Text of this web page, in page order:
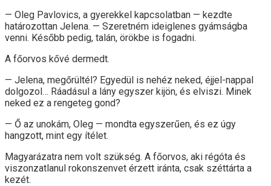
— Oleg Pavlovics, a gyerekkel kapcsolatban — kezdte
határozottan Jelena. — Szeretném ideiglenes gyámságba
venni. Később pedig, talán, örökbe is fogadni.
A főorvos kővé dermedt.
— Jelena, megőrültél? Egyedül is nehéz neked, éjjel-nappal
dolgozol… Ráadásul a lány egyszer kijön, és elviszi. Minek
neked ez a rengeteg gond?
— Ő az unokám, Oleg — mondta egyszerűen, és ez úgy
hangzott, mint egy ítélet.
Magyarázatra nem volt szükség. A főorvos, aki régóta és
viszonzatlanul rokonszenvet érzett iránta, csak széttárta a
kezét.